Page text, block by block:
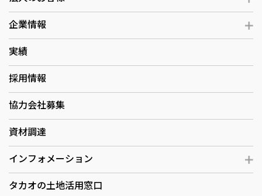
企業情報
実績
採用情報
協力会社募集
資材調達
インフォメーション
タカオの土地活用窓口